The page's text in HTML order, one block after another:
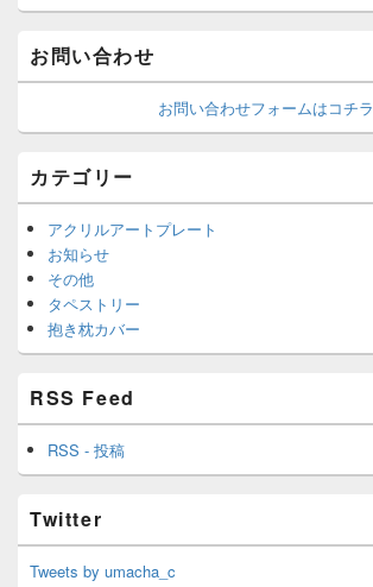
お問い合わせ
お問い合わせフォームはコチラ
カテゴリー
アクリルアートプレート
お知らせ
その他
タペストリー
抱き枕カバー
RSS Feed
RSS - 投稿
Twitter
Tweets by umacha_c